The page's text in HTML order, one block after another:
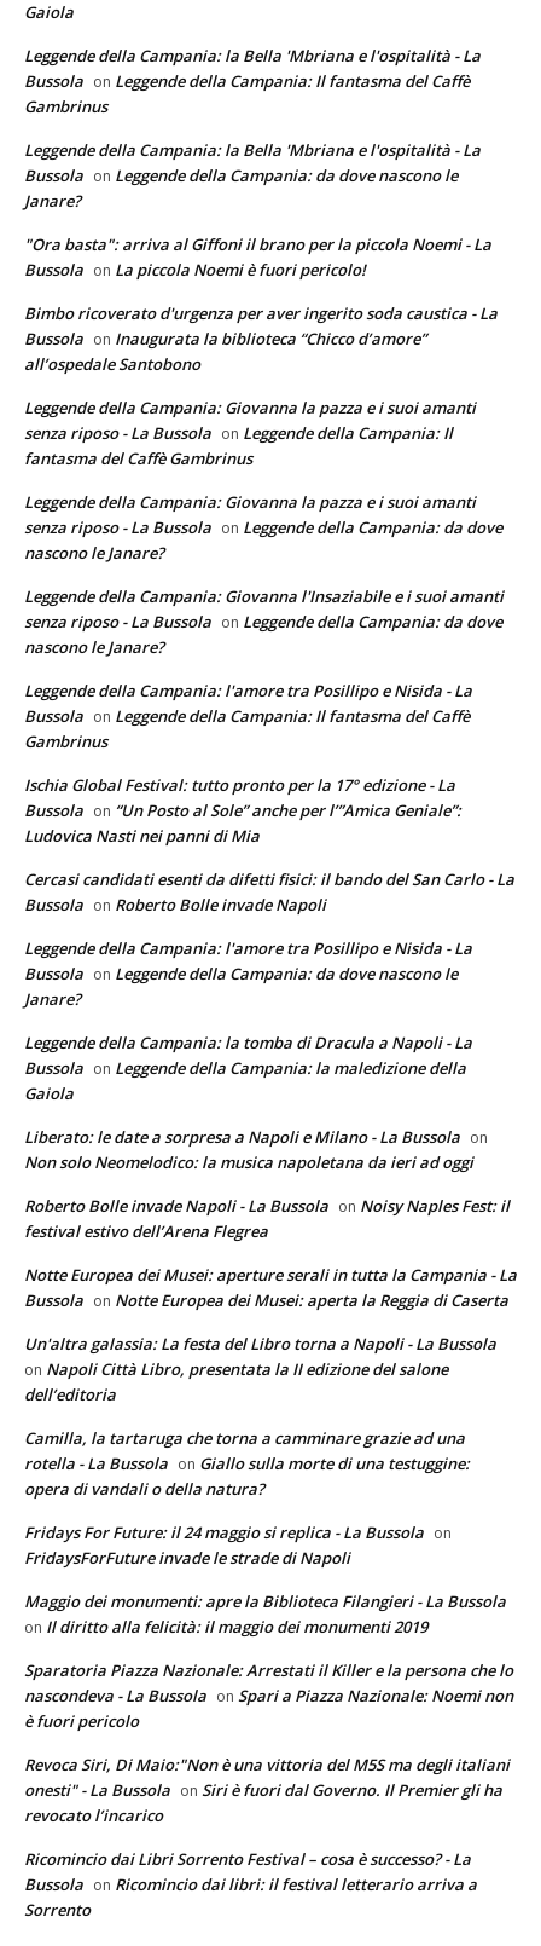
Gaiola
Leggende della Campania: la Bella 'Mbriana e l'ospitalità - La
Bussola on Leggende della Campania: Il fantasma del Caffè
Gambrinus
Leggende della Campania: la Bella 'Mbriana e l'ospitalità - La
Bussola on Leggende della Campania: da dove nascono le
Janare?
"Ora basta": arriva al Giffoni il brano per la piccola Noemi - La
Bussola on La piccola Noemi è fuori pericolo!
Bimbo ricoverato d'urgenza per aver ingerito soda caustica - La
Bussola on Inaugurata la biblioteca “Chicco d’amore”
all’ospedale Santobono
Leggende della Campania: Giovanna la pazza e i suoi amanti
senza riposo - La Bussola on Leggende della Campania: Il
fantasma del Caffè Gambrinus
Leggende della Campania: Giovanna la pazza e i suoi amanti
senza riposo - La Bussola on Leggende della Campania: da dove
nascono le Janare?
Leggende della Campania: Giovanna l'Insaziabile e i suoi amanti
senza riposo - La Bussola on Leggende della Campania: da dove
nascono le Janare?
Leggende della Campania: l'amore tra Posillipo e Nisida - La
Bussola on Leggende della Campania: Il fantasma del Caffè
Gambrinus
Ischia Global Festival: tutto pronto per la 17° edizione - La
Bussola on “Un Posto al Sole” anche per l’”Amica Geniale”:
Ludovica Nasti nei panni di Mia
Cercasi candidati esenti da difetti fisici: il bando del San Carlo - La
Bussola on Roberto Bolle invade Napoli
Leggende della Campania: l'amore tra Posillipo e Nisida - La
Bussola on Leggende della Campania: da dove nascono le
Janare?
Leggende della Campania: la tomba di Dracula a Napoli - La
Bussola on Leggende della Campania: la maledizione della
Gaiola
Liberato: le date a sorpresa a Napoli e Milano - La Bussola on
Non solo Neomelodico: la musica napoletana da ieri ad oggi
Roberto Bolle invade Napoli - La Bussola on Noisy Naples Fest: il
festival estivo dell’Arena Flegrea
Notte Europea dei Musei: aperture serali in tutta la Campania - La
Bussola on Notte Europea dei Musei: aperta la Reggia di Caserta
Un'altra galassia: La festa del Libro torna a Napoli - La Bussola
on Napoli Città Libro, presentata la II edizione del salone
dell’editoria
Camilla, la tartaruga che torna a camminare grazie ad una
rotella - La Bussola on Giallo sulla morte di una testuggine:
opera di vandali o della natura?
Fridays For Future: il 24 maggio si replica - La Bussola on
FridaysForFuture invade le strade di Napoli
Maggio dei monumenti: apre la Biblioteca Filangieri - La Bussola
on Il diritto alla felicità: il maggio dei monumenti 2019
Sparatoria Piazza Nazionale: Arrestati il Killer e la persona che lo
nascondeva - La Bussola on Spari a Piazza Nazionale: Noemi non
è fuori pericolo
Revoca Siri, Di Maio:"Non è una vittoria del M5S ma degli italiani
onesti" - La Bussola on Siri è fuori dal Governo. Il Premier gli ha
revocato l’incarico
Ricomincio dai Libri Sorrento Festival – cosa è successo? - La
Bussola on Ricomincio dai libri: il festival letterario arriva a
Sorrento